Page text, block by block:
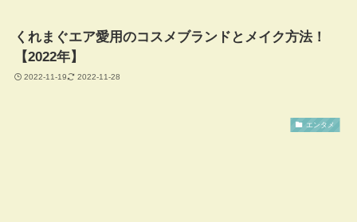
くれまぐエア愛用のコスメブランドとメイク方法！
【2022年】
2022-11-19 2022-11-28
エンタメ